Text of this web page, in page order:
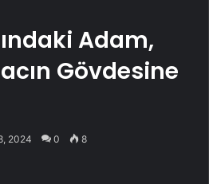
Adam,
Gövdesine
2024 0 8